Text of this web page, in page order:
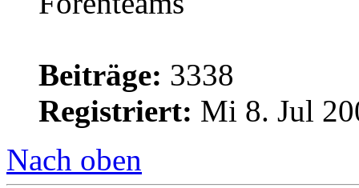
Beiträge: 3338
Registriert: Mi 8. Jul
Nach oben